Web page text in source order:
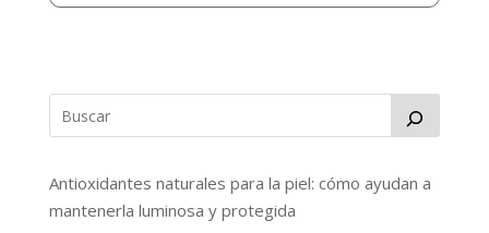
Antioxidantes naturales para la piel: cómo ayudan a
mantenerla luminosa y protegida